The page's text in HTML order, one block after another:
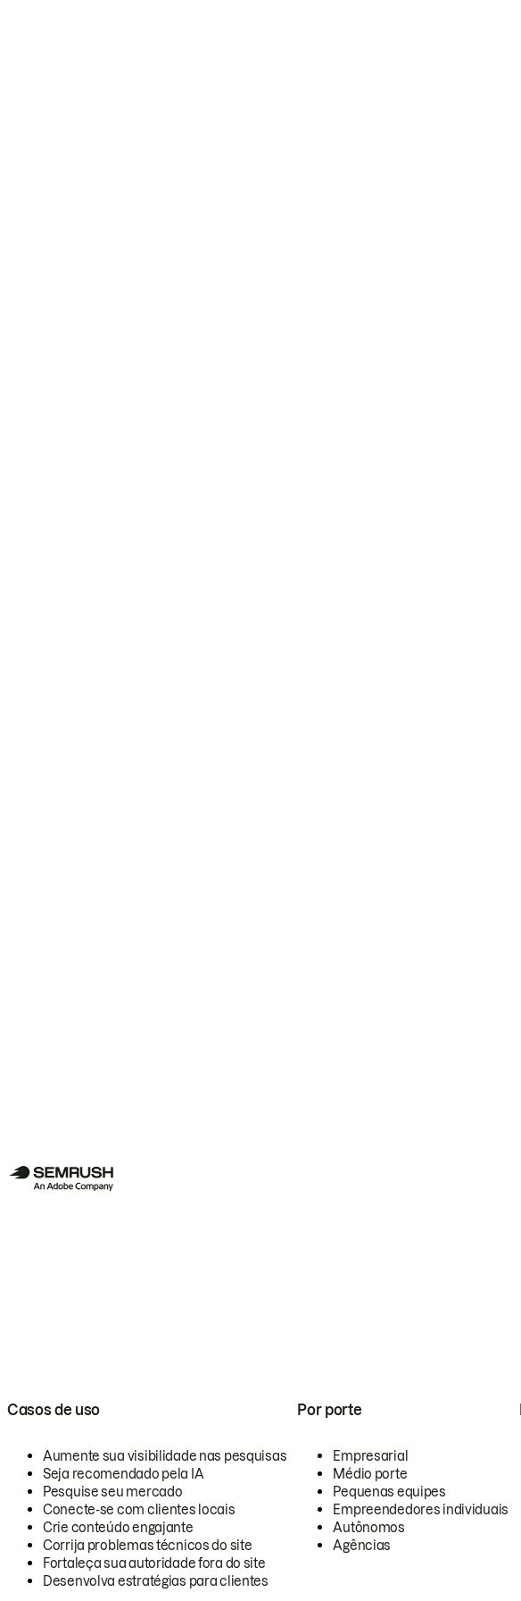
Casos de uso
Aumente sua visibilidade nas pesquisas
Seja recomendado pela IA
Pesquise seu mercado
Conecte-se com clientes locais
Crie conteúdo engajante
Corrija problemas técnicos do site
Fortaleça sua autoridade fora do site
Desenvolva estratégias para clientes
Por porte
Empresarial
Médio porte
Pequenas equipes
Empreendedores individuais
Autônomos
Agências